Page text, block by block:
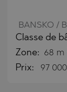
BANSKO /
Classe de
Zone: 68 m
Prix: 97 000